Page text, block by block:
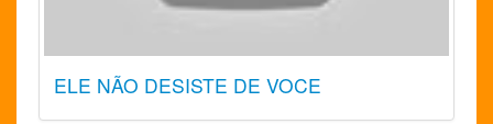
ELE NÃO DESISTE DE VOCE